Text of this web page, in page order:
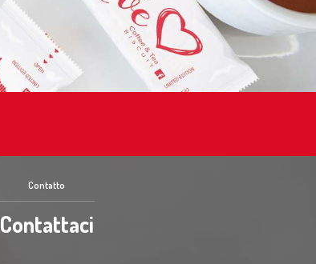
Contatto
Contattaci